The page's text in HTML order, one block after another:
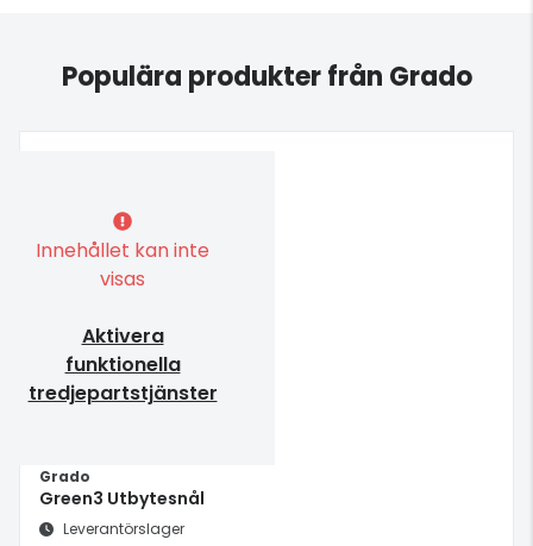
Populära produkter från Grado
Innehållet kan inte
visas
Aktivera
funktionella
tredjepartstjänster
Grado
Green3 Utbytesnål
Leverantörslager